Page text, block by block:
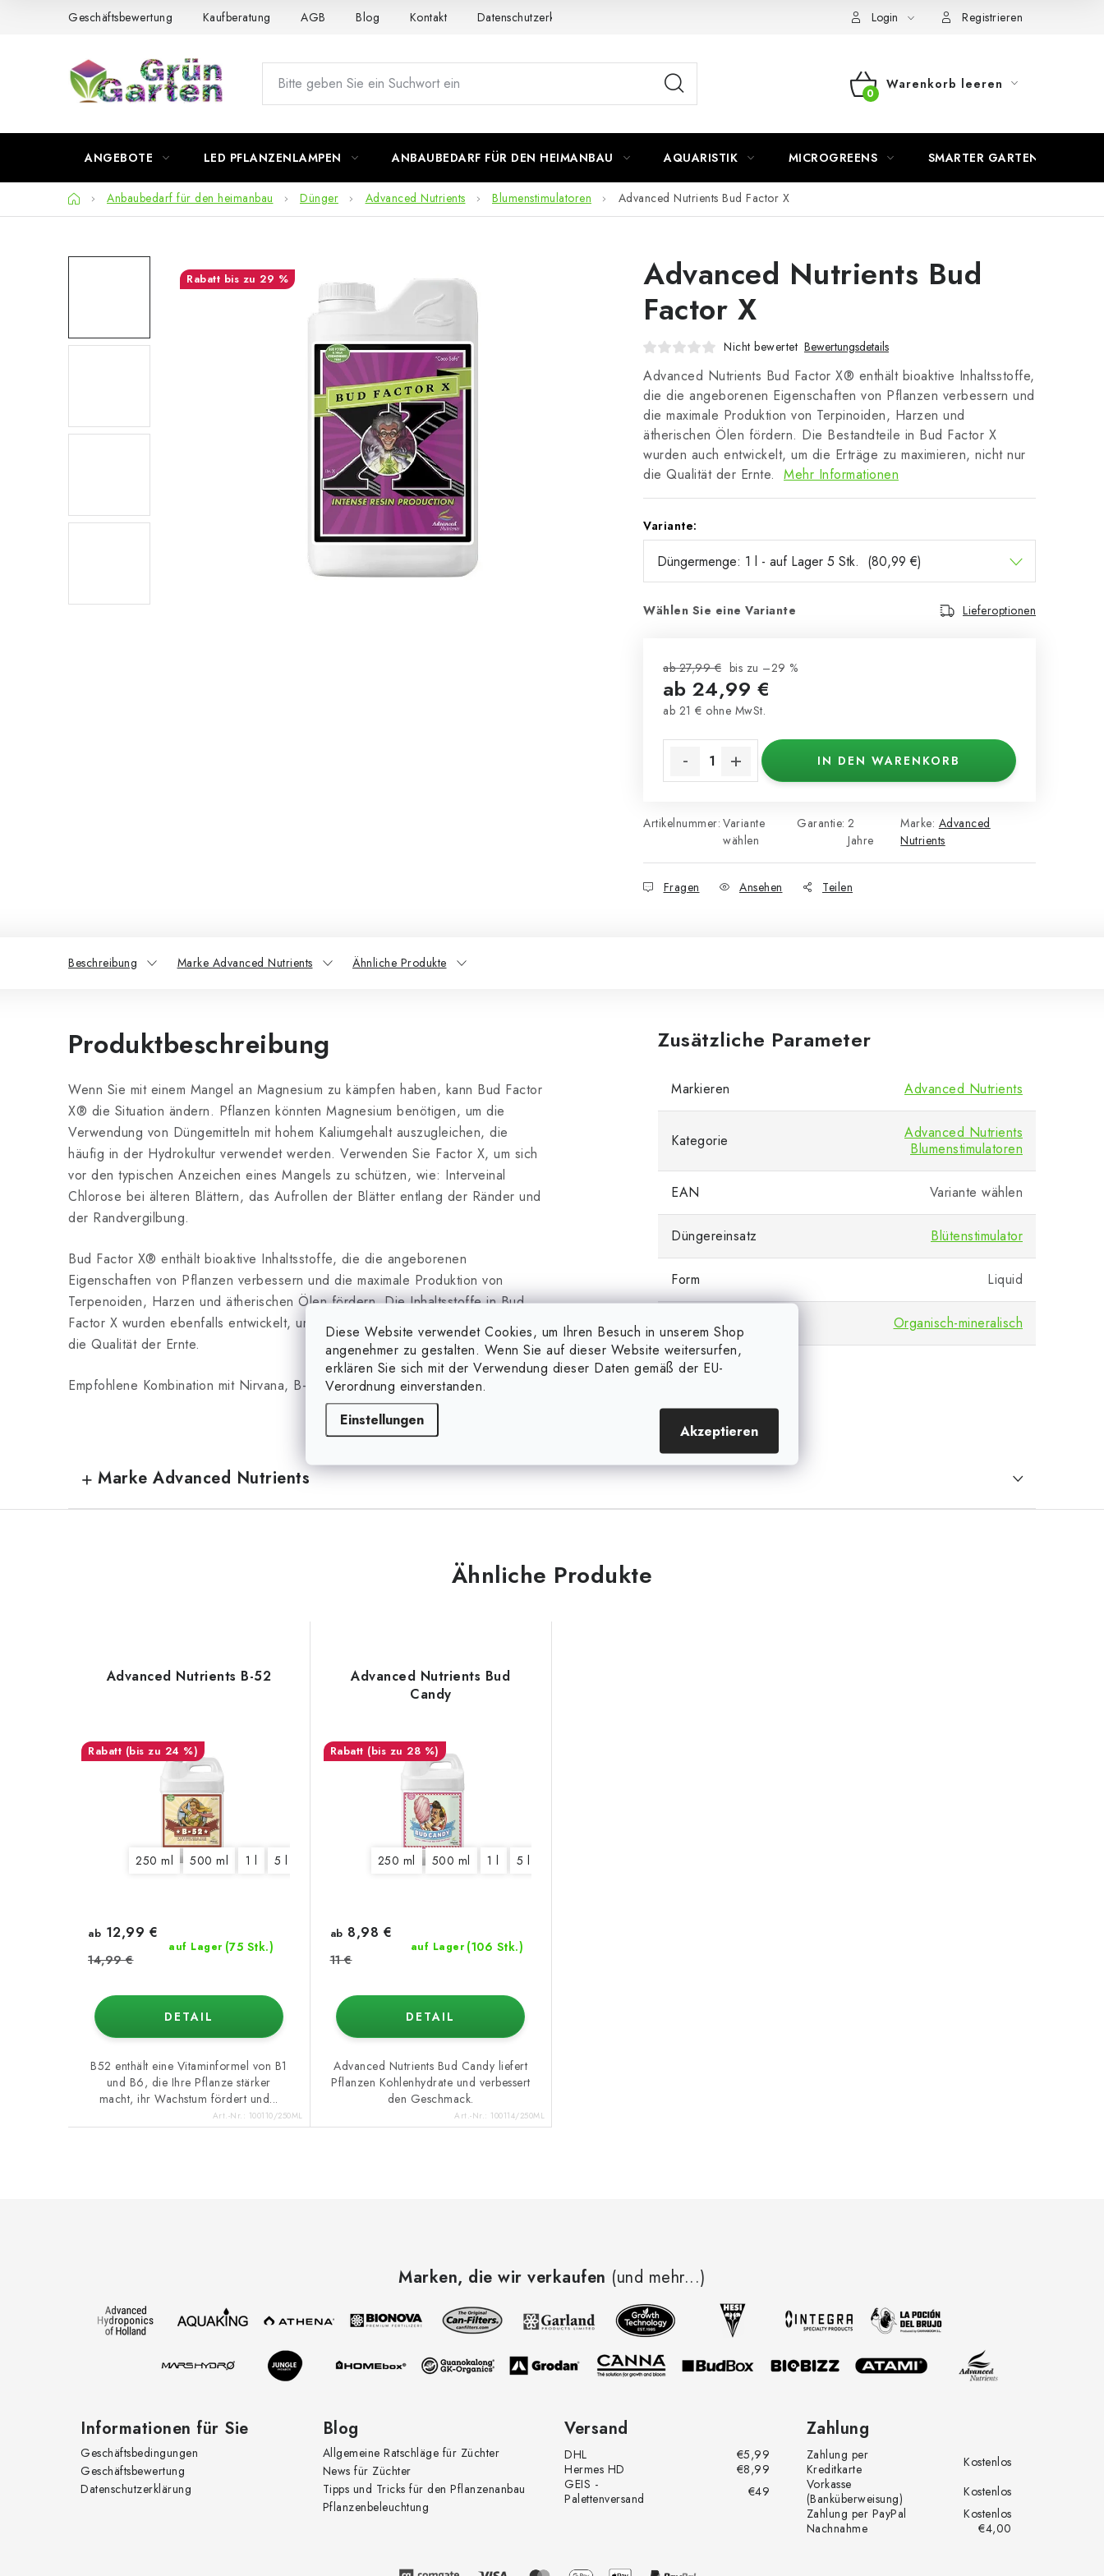
Diese Website verwendet Cookies, um Ihren Besuch in unserem Shop
angenehmer zu gestalten. Wenn Sie auf dieser Website weitersurfen,
erklären Sie sich mit der Verwendung dieser Daten gemäß der EU-
Verordnung einverstanden.
Einstellungen
Akzeptieren
Geschäftsbewertung Kaufberatung AGB Blog Kontakt Datenschutzerklärung Login Registrieren
WARENKORB
Warenkorb leeren
ANGEBOTE LED PFLANZENLAMPEN ANBAUBEDARF FÜR DEN HEIMANBAU AQUARISTIK MICROGREENS SMARTER GARTEN
StartseiteAnbaubedarf für den heimanbau Dünger Advanced Nutrients Blumenstimulatoren Advanced Nutrients Bud Factor X
Advanced Nutrients Bud
Factor X
Nicht bewertet Bewertungsdetails
Advanced Nutrients Bud Factor X® enthält bioaktive Inhaltsstoffe,
die die angeborenen Eigenschaften von Pflanzen verbessern und
die maximale Produktion von Terpinoiden, Harzen und
ätherischen Ölen fördern. Die Bestandteile in Bud Factor X
wurden auch entwickelt, um die Erträge zu maximieren, nicht nur
die Qualität der Ernte. Mehr Informationen
Variante:
Wählen Sie eine Variante Lieferoptionen
ab 27,99 € bis zu –29 %
ab 24,99 €
ab 21 € ohne MwSt.
IN DEN WARENKORB
Artikelnummer: Variante
wählen
Marke: Advanced
Nutrients
Garantie: 2
Jahre
Fragen Ansehen Teilen
bis zu 29 %
Beschreibung Marke Advanced Nutrients Ähnliche Produkte
Produktbeschreibung
Wenn Sie mit einem Mangel an Magnesium zu kämpfen haben, kann Bud Factor
X® die Situation ändern. Pflanzen könnten Magnesium benötigen, um die
Verwendung von Düngemitteln mit hohem Kaliumgehalt auszugleichen, die
häufig in der Hydrokultur verwendet werden. Verwenden Sie Factor X, um sich
vor den typischen Anzeichen eines Mangels zu schützen, wie: Interveinal
Chlorose bei älteren Blättern, das Aufrollen der Blätter entlang der Ränder und
der Randvergilbung.
Bud Factor X® enthält bioaktive Inhaltsstoffe, die die angeborenen
Eigenschaften von Pflanzen verbessern und die maximale Produktion von
Terpenoiden, Harzen und ätherischen Ölen fördern. Die Inhaltsstoffe in Bud
Factor X wurden ebenfalls entwickelt, um die Erträge zu maximieren, nicht nur
die Qualität der Ernte.
Empfohlene Kombination mit Nirvana, B-52, Rhino Skin.
Zusätzliche Parameter
Markieren Advanced Nutrients
Kategorie
Advanced Nutrients
Blumenstimulatoren
EAN Variante wählen
Düngereinsatz Blütenstimulator
Form Liquid
Düngertyp Organisch-mineralisch
Marke Advanced Nutrients
Ähnliche Produkte
Advanced Nutrients B-52
(bis zu 24 %)
250 ml 500 ml 1 l 5 l
auf Lager (75 Stk.)
ab 12,99 €
14,99 €
DETAIL
B52 enthält eine Vitaminformel von B1
und B6, die Ihre Pflanze stärker
macht, ihr Wachstum fördert und...
Art.-Nr.: 100110/250ML
Advanced Nutrients Bud
Candy
(bis zu 28 %)
250 ml 500 ml 1 l 5 l
auf Lager (106 Stk.)
ab 8,98 €
11 €
DETAIL
Advanced Nutrients Bud Candy liefert
Pflanzen Kohlenhydrate und verbessert
den Geschmack.
Art.-Nr.: 100114/250ML
Marken, die wir verkaufen (und mehr...)
Informationen für Sie
Geschäftsbedingungen
Geschäftsbewertung
Datenschutzerklärung
Blog
Allgemeine Ratschläge für Züchter
News für Züchter
Tipps und Tricks für den Pflanzenanbau
Pflanzenbeleuchtung
Versand
DHL
€5,99
Hermes HD
€8,99
GEIS -
Palettenversand
€49
Zahlung
Zahlung per
Kreditkarte
Kostenlos
Vorkasse
(Banküberweisung)
Kostenlos
Zahlung per PayPal
Kostenlos
Nachnahme
€4,00